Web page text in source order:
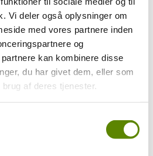
Vi deler også oplysninger om
med vores partnere inden
og
kan kombinere disse
du har givet dem, eller som
af deres tjenester.
Grand Cru.
Chambertin 1. cru, Gevrey-
d’Or eller Bourgogne.
gerne tappes som Charmes-
De to marker sammenlagt er den
Chambertin – i alt 18.6 hektar. De